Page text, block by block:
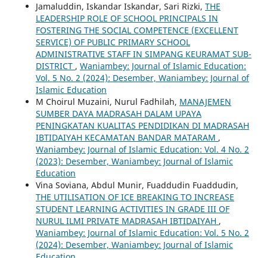
Jamaluddin, Iskandar Iskandar, Sari Rizki, THE
LEADERSHIP ROLE OF SCHOOL PRINCIPALS IN
FOSTERING THE SOCIAL COMPETENCE (EXCELLENT
SERVICE) OF PUBLIC PRIMARY SCHOOL
ADMINISTRATIVE STAFF IN SIMPANG KEURAMAT SUB-
DISTRICT , Waniambey: Journal of Islamic Education:
Vol. 5 No. 2 (2024): Desember, Waniambey: Journal of
Islamic Education
M Choirul Muzaini, Nurul Fadhilah, MANAJEMEN
SUMBER DAYA MADRASAH DALAM UPAYA
PENINGKATAN KUALITAS PENDIDIKAN DI MADRASAH
IBTIDAIYAH KECAMATAN BANDAR MATARAM ,
Waniambey: Journal of Islamic Education: Vol. 4 No. 2
(2023): Desember, Waniambey: Journal of Islamic
Education
Vina Soviana, Abdul Munir, Fuaddudin Fuaddudin,
THE UTILISATION OF ICE BREAKING TO INCREASE
STUDENT LEARNING ACTIVITIES IN GRADE III OF
NURUL ILMI PRIVATE MADRASAH IBTIDAIYAH ,
Waniambey: Journal of Islamic Education: Vol. 5 No. 2
(2024): Desember, Waniambey: Journal of Islamic